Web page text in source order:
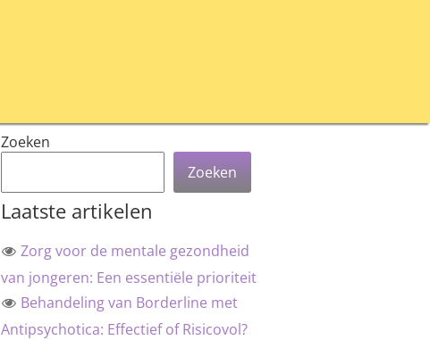
Zoeken
Zoeken
Laatste artikelen
Zorg voor de mentale gezondheid
van jongeren: Een essentiële prioriteit
Behandeling van Borderline met
Antipsychotica: Effectief of Risicovol?